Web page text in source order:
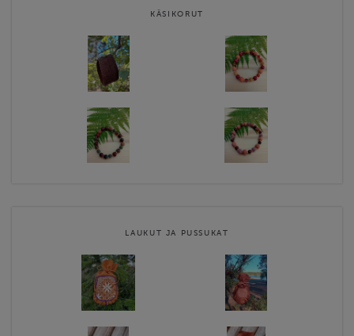
KÄSIKORUT
LAUKUT JA PUSSUKAT